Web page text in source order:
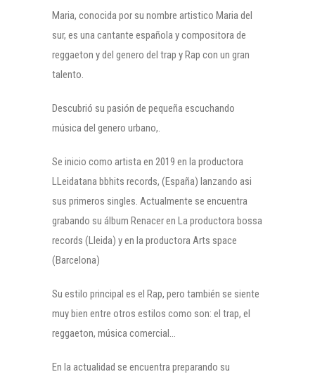
Maria, conocida por su nombre artistico Maria del
sur, es una cantante española y compositora de
reggaeton y del genero del trap y Rap con un gran
talento.
Descubrió su pasión de pequeña escuchando
música del genero urbano,.
Se inicio como artista en 2019 en la productora
LLeidatana bbhits records, (España) lanzando asi
sus primeros singles. Actualmente se encuentra
grabando su álbum Renacer en La productora bossa
records (Lleida) y en la productora Arts space
(Barcelona)
Su estilo principal es el Rap, pero también se siente
muy bien entre otros estilos como son: el trap, el
reggaeton, música comercial…
En la actualidad se encuentra preparando su